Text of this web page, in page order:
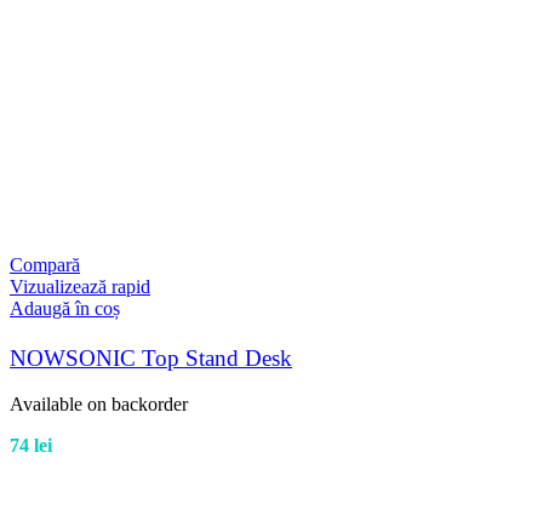
Compară
Vizualizează rapid
Adaugă în coș
NOWSONIC Top Stand Desk
Available on backorder
74 lei